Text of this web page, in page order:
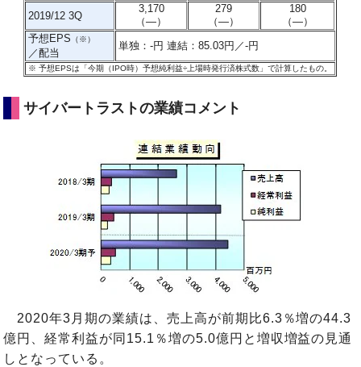
2019/12 3Q
3,170
（―）
279
（―）
180
（―）
予想EPS
（※）
／配当
単独：-円 連結：85.03円／-円
※ 予想EPSは「今期（IPO時）予想純利益÷上場時発行済株式数」で計算したもの。
サイバートラストの業績コメント
2020年3月期の業績は、売上高が前期比6.3％増の44.3
億円、経常利益が同15.1％増の5.0億円と増収増益の見通
しとなっている。